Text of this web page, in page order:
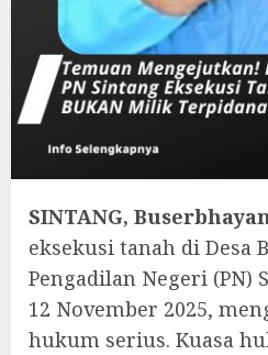
SINTANG,
eksekusi tanah di Desa
Pengadilan Negeri (PN)
12 November 2025,
hukum serius. Kuasa